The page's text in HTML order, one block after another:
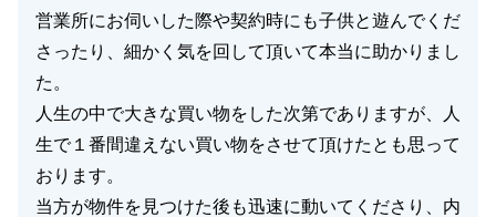
営業所にお伺いした際や契約時にも子供と遊んでくだ
さったり、細かく気を回して頂いて本当に助かりまし
た。
人生の中で大きな買い物をした次第でありますが、人
生で１番間違えない買い物をさせて頂けたとも思って
おります。
当方が物件を見つけた後も迅速に動いてくださり、内